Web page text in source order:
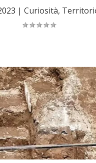
|Curiosità,